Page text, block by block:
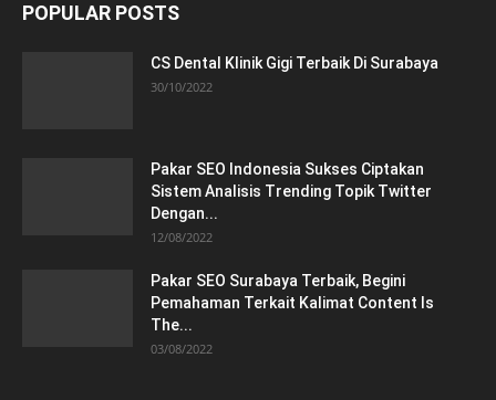
POPULAR POSTS
CS Dental Klinik Gigi Terbaik Di Surabaya
30/10/2022
Pakar SEO Indonesia Sukses Ciptakan
Sistem Analisis Trending Topik Twitter
Dengan...
12/08/2022
Pakar SEO Surabaya Terbaik, Begini
Pemahaman Terkait Kalimat Content Is
The...
03/08/2022